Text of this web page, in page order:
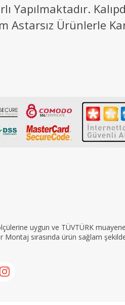
Yapılmaktadır.
Astarsız Ürünlerle
uygun ve TÜVTÜRK
sırasında ürün sağlam